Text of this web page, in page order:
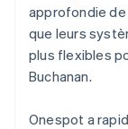
approfondie
que leurs
plus flexibles
Buchanan.
Onespot a